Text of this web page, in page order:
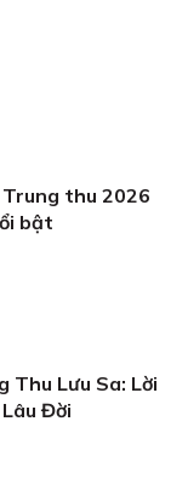
thu 2026
bật
Thu Lưu Sa: Lời
Đời